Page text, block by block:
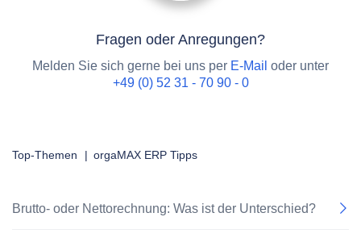
Fragen oder Anregungen?
Melden Sie sich gerne bei uns per E-Mail oder unter
+49 (0) 52 31 - 70 90 - 0
Top-Themen | orgaMAX ERP Tipps
Brutto- oder Nettorechnung: Was ist der Unterschied?